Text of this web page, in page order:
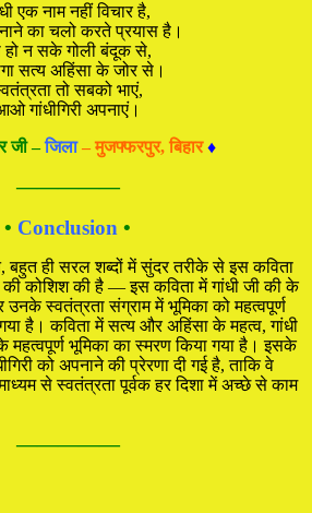
एक नाम नहीं विचार है,
का चलो करते प्रयास है।
हो न सके गोली बंदूक से,
सत्य अहिंसा के जोर से।
तो सबको भाएं,
गांधीगिरी अपनाएं।
जी –जिला– मुजफ्फरपुर, बिहार ♦
—————
• Conclusion •
बहुत ही सरल शब्दों में सुंदर तरीके से इस कविता
कोशिश की है — इस कविता में गांधी जी की के
उनके स्वतंत्रता संग्राम में भूमिका को महत्वपूर्ण
है। कविता में सत्य और अहिंसा के महत्व, गांधी
भूमिका का स्मरण किया गया है। इसके
को अपनाने की प्रेरणा दी गई है, ताकि वे
से स्वतंत्रता पूर्वक हर दिशा में अच्छे से काम
—————